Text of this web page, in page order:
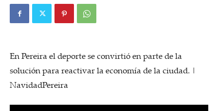
En Pereira el deporte se convirtió en parte de la
solución para reactivar la economía de la ciudad. |
NavidadPereira